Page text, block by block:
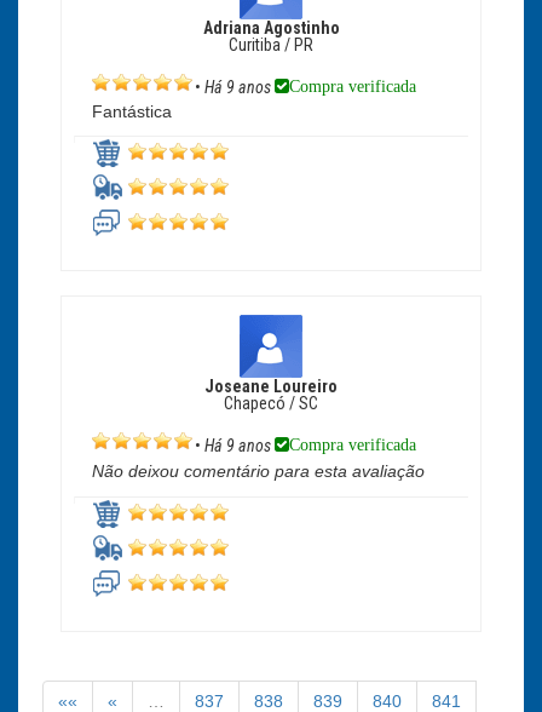
Adriana Agostinho
Curitiba / PR
• Há 9 anos Compra verificada
Fantástica
Joseane Loureiro
Chapecó / SC
• Há 9 anos Compra verificada
Não deixou comentário para esta avaliação
«« « 837 838 839 840 841